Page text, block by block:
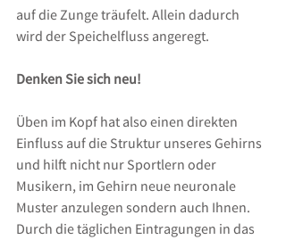
auf die Zunge träufelt. Allein dadurch
wird der Speichelfluss angeregt.
Denken Sie sich neu!
Üben im Kopf hat also einen direkten
Einfluss auf die Struktur unseres Gehirns
und hilft nicht nur Sportlern oder
Musikern, im Gehirn neue neuronale
Muster anzulegen sondern auch Ihnen.
Durch die täglichen Eintragungen in das